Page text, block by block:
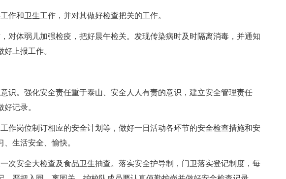
和卫生工作，并对其做好检查把关的工作。
体弱儿加强检疫，把好晨午检关。发现传染病时及时隔离消毒，并通知
上报工作。
。强化安全责任重于泰山、安全人人有责的意识，建立安全管理责任
记录。
岗位制订相应的安全计划等，做好一日活动各环节的安全检查措施和安
生活安全、愉快。
安全大检查及食品卫生抽查。落实安全护导制，门卫落实登记制度，每